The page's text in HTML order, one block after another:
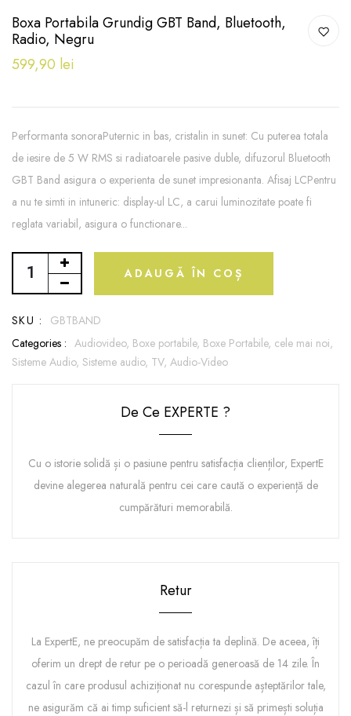
Boxa Portabila Grundig GBT Band, Bluetooth,
Radio, Negru
599,90 lei
Performanta sonoraPuternic in bas, cristalin in sunet: Cu puterea totala
de iesire de 5 W RMS si radiatoarele pasive duble, difuzorul Bluetooth
GBT Band asigura o experienta de sunet impresionanta. Afisaj LCPentru
a nu te simti in intuneric: display-ul LC, a carui luminozitate poate fi
reglata variabil, asigura o functionare...
ADAUGĂ ÎN COȘ
SKU :
GBTBAND
Categories : Audiovideo, Boxe portabile, Boxe Portabile, cele mai noi,
Sisteme Audio, Sisteme audio, TV, Audio-Video
De Ce EXPERTE ?
Cu o istorie solidă și o pasiune pentru satisfacția clienților, ExpertE
devine alegerea naturală pentru cei care caută o experiență de
cumpărături memorabilă.
Retur
La ExpertE, ne preocupăm de satisfacția ta deplină. De aceea, îți
oferim un drept de retur pe o perioadă generoasă de 14 zile. În
cazul în care produsul achiziționat nu corespunde așteptărilor tale,
ne asigurăm că ai timp suficient să-l returnezi și să primești soluția